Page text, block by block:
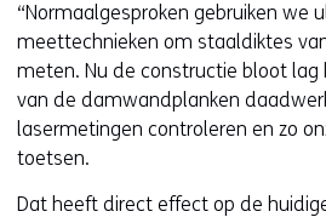
“Normaalgesproken gebruiken we
meettechnieken om staaldiktes
meten. Nu de constructie bloot lag
van de damwandplanken
lasermetingen controleren en zo
toetsen.
Dat heeft direct effect op de